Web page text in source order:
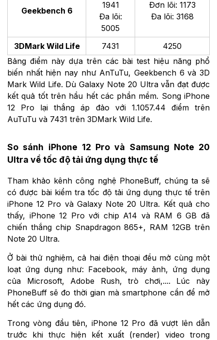
Geekbench 6
1941
Đa lõi:
5005
Đơn lõi: 1173
Đa lõi: 3168
3DMark Wild Life 7431
4250
Bảng điểm này dựa trên các bài test hiệu năng phổ
biến nhất hiện nay như AnTuTu, Geekbench 6 và 3D
Mark Wild Life. Dù Galaxy Note 20 Ultra vẫn đạt được
kết quả tốt trên hầu hết các phần mềm. Song iPhone
12 Pro lại thắng áp đảo với 1.1057.44 điểm trên
AuTuTu và 7431 trên 3DMark Wild Life.
So sánh iPhone 12 Pro và Samsung Note 20
Ultra về tốc độ tải ứng dụng thực tế
Tham khảo kênh công nghệ PhoneBuff, chúng ta sẽ
có được bài kiểm tra tốc độ tải ứng dụng thực tế trên
iPhone 12 Pro và Galaxy Note 20 Ultra. Kết quả cho
thấy, iPhone 12 Pro với chip A14 và RAM 6 GB đã
chiến thắng chip Snapdragon 865+, RAM 12GB trên
Note 20 Ultra.
Ở bài thử nghiệm, cả hai điện thoại đều mở cùng một
loạt ứng dụng như: Facebook, máy ảnh, ứng dụng
của Microsoft, Adobe Rush, trò chơi,.... Lúc này
PhoneBuff sẽ đo thời gian mà smartphone cần để mở
hết các ứng dụng đó.
Trong vòng đầu tiên, ‌iPhone 12 Pro‌ đã vượt lên dẫn
trước khi thực hiện kết xuất (render) video trong